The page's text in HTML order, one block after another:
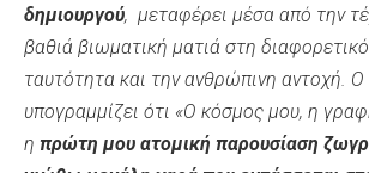
δημιουργού, μεταφέρει μέσα από την
βαθιά βιωματική ματιά στη
ταυτότητα και την ανθρώπινη αντοχή. Ο
υπογραμμίζει ότι «Ο κόσμος μου, η
η πρώτη μου ατομική παρουσίαση